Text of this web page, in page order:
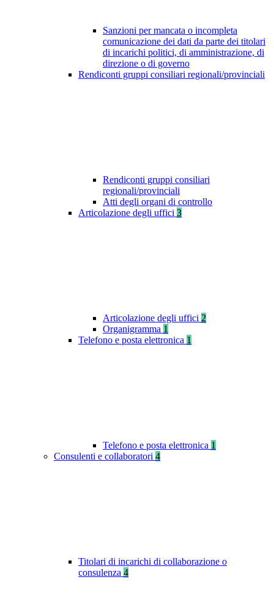
Sanzioni per mancata o incompleta
comunicazione dei dati da parte dei titolari
di incarichi politici, di amministrazione, di
direzione o di governo
Rendiconti gruppi consiliari regionali/provinciali
Rendiconti gruppi consiliari
regionali/provinciali
Atti degli organi di controllo
Articolazione degli uffici 3
Articolazione degli uffici 2
Organigramma 1
Telefono e posta elettronica 1
Telefono e posta elettronica 1
Consulenti e collaboratori 4
Titolari di incarichi di collaborazione o
consulenza 4